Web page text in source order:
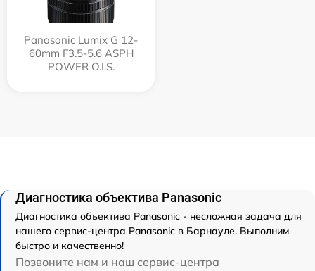
Panasonic Lumix G 12-
60mm F3.5-5.6 ASPH
POWER O.I.S.
Диагностика объектива Panasonic
Диагностика объектива Panasonic - несложная задача для
нашего сервис-центра Panasonic в Барнауле. Выполним
быстро и качественно!
Позвоните нам и наш сервис-центра